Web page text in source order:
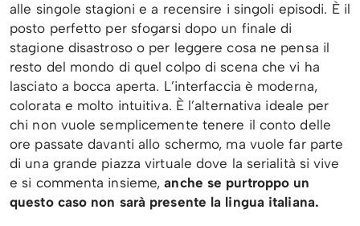
alle singole stagioni e a recensire i singoli episodi. È il
posto perfetto per sfogarsi dopo un finale di
stagione disastroso o per leggere cosa ne pensa il
resto del mondo di quel colpo di scena che vi ha
lasciato a bocca aperta. L’interfaccia è moderna,
colorata e molto intuitiva. È l’alternativa ideale per
chi non vuole semplicemente tenere il conto delle
ore passate davanti allo schermo, ma vuole far parte
di una grande piazza virtuale dove la serialità si vive
e si commenta insieme,anche se purtroppo un
questo caso non sarà presente la lingua italiana.